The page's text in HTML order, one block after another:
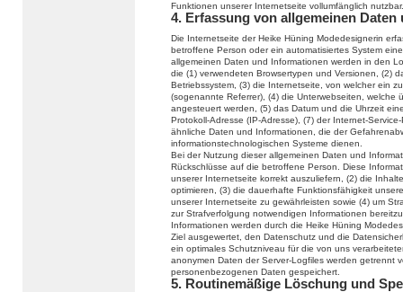
Funktionen unserer Internetseite vollumfänglich nutzbar.
4. Erfassung von allgemeinen
Die Internetseite der Heike Hüning Modedesignerin
betroffene Person oder ein automatisiertes System
allgemeinen Daten und Informationen werden in den
die (1) verwendeten Browsertypen und Versionen, (2)
Betriebssystem, (3) die Internetseite, von welcher ein
(sogenannte Referrer), (4) die Unterwebseiten,
angesteuert werden, (5) das Datum und die Uhrzeit
Protokoll-Adresse (IP-Adresse), (7) der Internet-
ähnliche Daten und Informationen, die der
informationstechnologischen Systeme dienen.
Bei der Nutzung dieser allgemeinen Daten und
Rückschlüsse auf die betroffene Person. Diese
unserer Internetseite korrekt auszuliefern, (2) die
optimieren, (3) die dauerhafte Funktionsfähigkeit
unserer Internetseite zu gewährleisten sowie (4) um
zur Strafverfolgung notwendigen Informationen
Informationen werden durch die Heike Hüning
Ziel ausgewertet, den Datenschutz und die
ein optimales Schutzniveau für die von uns
anonymen Daten der Server-Logfiles werden
personenbezogenen Daten gespeichert.
5. Routinemäßige Löschung und